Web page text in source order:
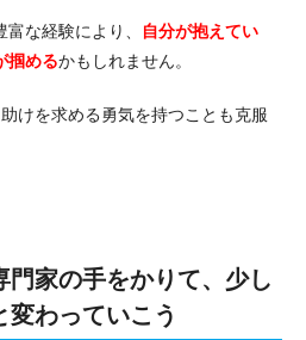
な経験により、
自分が抱えてい
掴めるかもしれません。
けを求める勇気を持つことも克服
門家の手をかりて、少し
わっていこう